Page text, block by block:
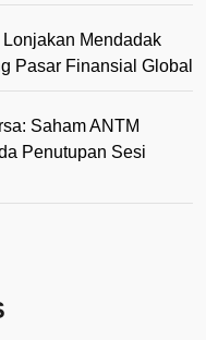
Mendadak
Pasar Finansial Global
Saham ANTM
Penutupan Sesi